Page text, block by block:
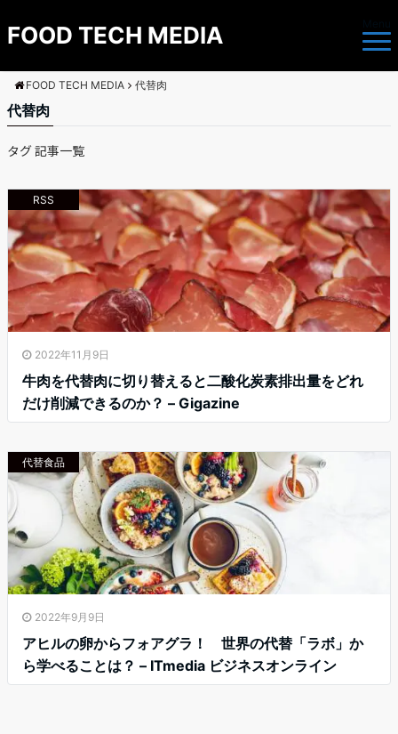
FOOD TECH MEDIA
FOOD TECH MEDIA 代替肉
代替肉
タグ 記事一覧
RSS
2022年11月9日
牛肉を代替肉に切り替えると二酸化炭素排出量をどれ
だけ削減できるのか？ – Gigazine
代替食品
2022年9月9日
アヒルの卵からフォアグラ！ 世界の代替「ラボ」か
ら学べることは？ – ITmedia ビジネスオンライン